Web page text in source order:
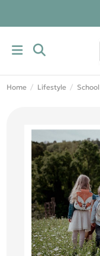
Home Lifestyle School